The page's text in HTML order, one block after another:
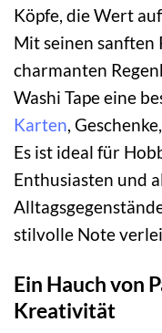
Köpfe, die Wert
Mit seinen sanften
charmanten
Washi Tape eine
Karten,
Es ist ideal für
Enthusiasten und
stilvolle Note
Ein Hauch von
Kreativität